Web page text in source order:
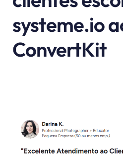
systeme.io
ConvertKit